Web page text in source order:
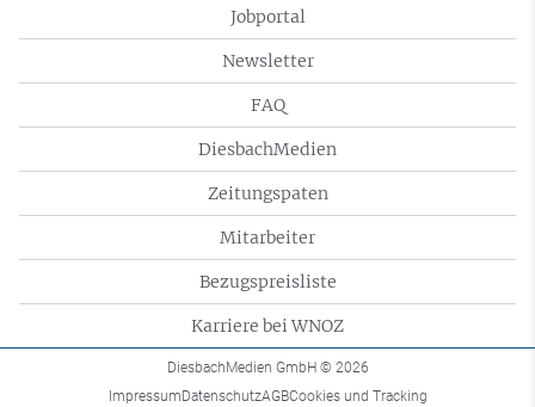
Jobportal
Newsletter
FAQ
DiesbachMedien
Zeitungspaten
Mitarbeiter
Bezugspreisliste
Karriere bei WNOZ
DiesbachMedien GmbH © 2026
ImpressumDatenschutzAGBCookies und Tracking